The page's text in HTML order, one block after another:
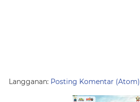
Langganan: Posting Komentar (Atom)